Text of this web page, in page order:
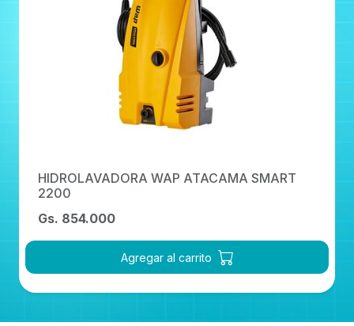
HIDROLAVADORA WAP ATACAMA SMART
2200
Gs. 854.000
Agregar al carrito